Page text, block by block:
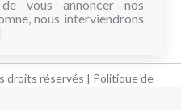
vous annoncer nos
nous interviendrons
droits réservés | Politique de